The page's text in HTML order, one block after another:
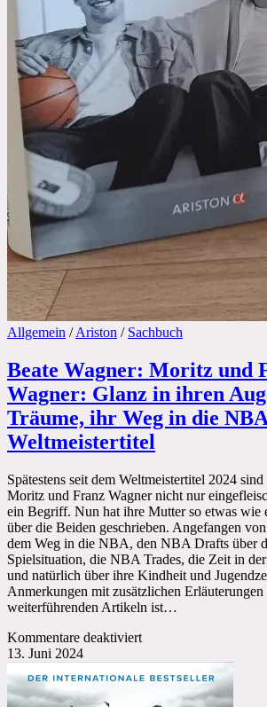
Allgemein /Ariston / Sachbuch
Beate Wagner: Moritz und
Wagner: Glanz in ihren
Träume, ihr Weg in die
Weltmeistertitel
Spätestens seit dem Weltmeistertitel 2024
Moritz und Franz Wagner nicht nur
ein Begriff. Nun hat ihre Mutter so etwas wie
über die Beiden geschrieben. Angefangen
dem Weg in die NBA, den NBA Drafts über
Spielsituation, die NBA Trades, die Zeit in
und natürlich über ihre Kindheit und
Anmerkungen mit zusätzlichen
weiterführenden Artikeln ist…
Kommentare deaktiviertfür
Moritz
13. Juni 2024